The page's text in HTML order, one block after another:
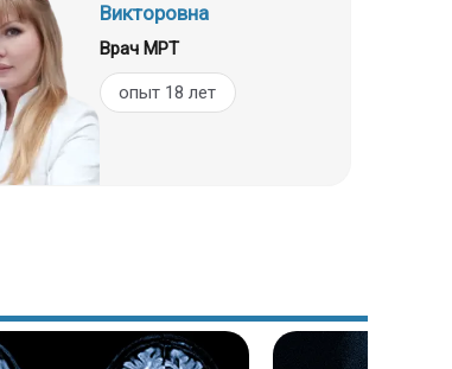
Викторовна
Врач МРТ
опыт 18 лет